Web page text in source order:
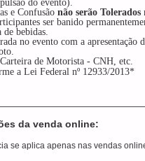
do evento).
e Confusão não serão Tolerados
ser banido
bebidas.
no evento com a apresentação
de Motorista - CNH, etc.
aLei Federal nº 12933/2013*
da venda online:
se aplica apenas nas vendas